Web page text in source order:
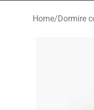
Home/Dormire